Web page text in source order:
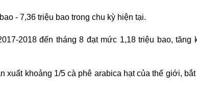
- 7,36 triệu bao trong chu kỳ hiện tại.
2018 đến tháng 8 đạt mức 1,18 triệu bao, tăng
xuất khoảng 1/5 cà phê arabica hạt của thế giới,